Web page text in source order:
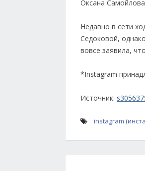
Оксана
Недавно в сети
Седоковой,
вовсе заявила,
*Instagram
Источник:
instagram